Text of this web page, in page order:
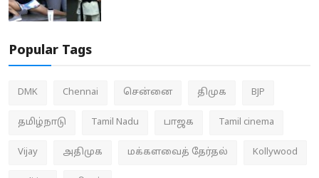
Popular Tags
DMK Chennai சென்னை திமுக BJP
தமிழ்நாடு Tamil Nadu பாஜக Tamil cinema
Vijay அதிமுக மக்களவைத் தேர்தல் Kollywood